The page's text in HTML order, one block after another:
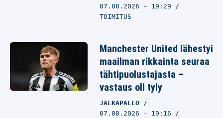
07.08.2026 - 19:29
TOIMITUS
Manchester United lähestyi
maailman rikkainta seuraa
tähtipuolustajasta –
vastaus oli tyly
JALKAPALLO
07.08.2026 - 19:16